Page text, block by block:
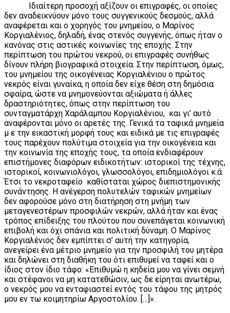
Ιδιαίτερη προσοχή αξίζουν οι επιγραφές, οι οποίες
δεν αναδεικνύουν μόνο τους συγγενικούς δεσμούς, αλλά
αναφέρεται και ο χορηγός του μνημείου, ο Μαρίνος
Κοργιαλένιος, δηλαδή, ένας στενός συγγενής, όπως ήταν ο
κανόνας στις αστικές κοινωνίες της εποχής. Στην
περίπτωση του πρώτου νεκρού, οι επιγραφές συνήθως
δίνουν πλήρη βιογραφικά στοιχεία. Στην περίπτωση, όμως,
του μνημείου της οικογένειας Κοργιαλένιου ο πρώτος
νεκρός είναι γυναίκα, η οποία δεν είχε θέση στη δημόσια
σφαίρα, ώστε να μνημονεύονται αξιώματα ή άλλες
δραστηριότητες, όπως στην περίπτωση του
συνταγματάρχη Χαράλαμπου Κοργιαλένιου, και γι’ αυτό
αναφέρονται μόνο οι αρετές της. Γενικά τα ταφικά μνημεία
μ ε την εικαστική μορφή τους και ειδικά με τις επιγραφές
τους παρέχουν πολύτιμα στοιχεία για την οικογένεια και
την κοινωνία της εποχής τους, τα οποία ενδιαφέρουν
επιστήμονες διαφόρων ειδικοτήτων: ιστορικοί της τέχνης,
ιστορικοί, κοινωνιολόγοι, γλωσσολόγοι, επιδημιολόγοι κ.ά.
Έτσι το νεκροταφείο καθίσταται χώρος διεπιστημονικής
συνάντησης. Η ανέγερση πολυτελών ταφικών μνημείων
δεν αφορούσε μόνο στη διατήρηση στη μνήμη των
μεταγενεστέρων προσφιλών νεκρών, αλλά ήταν και ένας
τρόπος επίδειξης του πλούτου που συνεπάγεται κοινωνική
επιβολή και όχι σπάνια και πολιτική δύναμη. Ο Μαρίνος
Κοργιαλένιος δεν εμπίπτει σ’ αυτή την κατηγορία,
ανεγείρει ένα μέτριο μνημείο για την προσφιλή του μητέρα
και δηλώνει στη διαθήκη του ότι επιθυμεί να ταφεί και ο
ίδιος στον ίδιο τάφο: «Επιθυμώ η κηδεία μου να γίνει σεμνή
και στέφανοι να μη κατατεθώσιν, ως δε είρηται ανωτέρω,
ο νεκρός μου να ενταφιαστεί εντός του τάφου της μητρός
μου εν τω κοιμητηρίω Αργοστολίου. […]».